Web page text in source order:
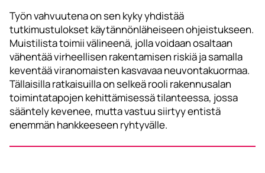
Työn vahvuutena on sen kyky yhdistää
tutkimustulokset käytännönläheiseen ohjeistukseen.
Muistilista toimii välineenä, jolla voidaan osaltaan
vähentää virheellisen rakentamisen riskiä ja samalla
keventää viranomaisten kasvavaa neuvontakuormaa.
Tällaisilla ratkaisuilla on selkeä rooli rakennusalan
toimintatapojen kehittämisessä tilanteessa, jossa
sääntely kevenee, mutta vastuu siirtyy entistä
enemmän hankkeeseen ryhtyvälle.